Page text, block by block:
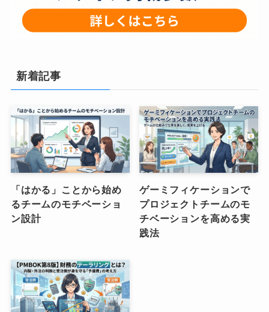
新着記事
「はかる」ことから始め
るチームのモチベーショ
ン設計
ゲーミフィケーションで
プロジェクトチームのモ
チベーションを高める実
践法